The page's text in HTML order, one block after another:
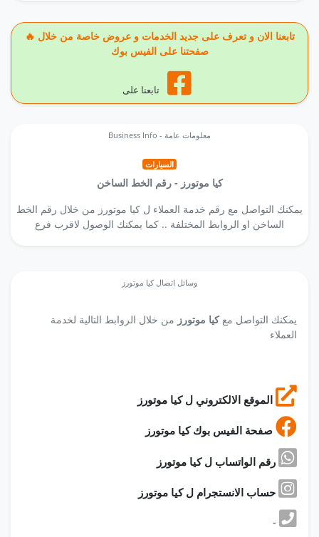
🔥 تابعنا الان و تعرف على جديد الخدمات و عروض خاصة من خلال
صفحتنا على الفيس بوك
تابعنا على
Business Info - معلومات عامة
السيارات
كيا موتورز - رقم الخط الساخن
يمكنك التواصل مع رقم خدمة العملاء ل كيا موتورز من خلال رقم الخط
الساخن او الروابط المختلفة .. كما يمكنك الوصول لاقرب فرع
وسائل اتصال كيا موتورز
يمكنك التواصل معكيا موتورز من خلال الروابط التالية لخدمة
العملاء
-